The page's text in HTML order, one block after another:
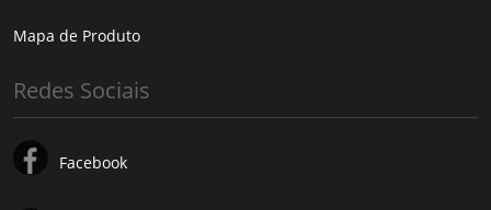
Mapa de Produto
Redes Sociais
Facebook